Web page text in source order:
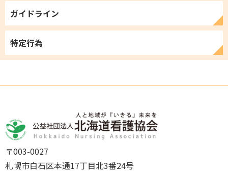
ガイドライン
特定行為
〒003-0027
札幌市白石区本通17丁目北3番24号